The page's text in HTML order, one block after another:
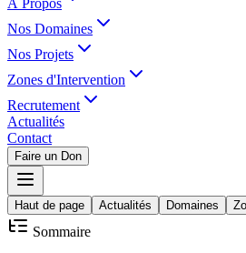
Nos Domaines
Nos Projets
Zones d'Intervention
Recrutement
Actualités
Contact
Faire un Don
Haut de page Actualités Domaines
Sommaire